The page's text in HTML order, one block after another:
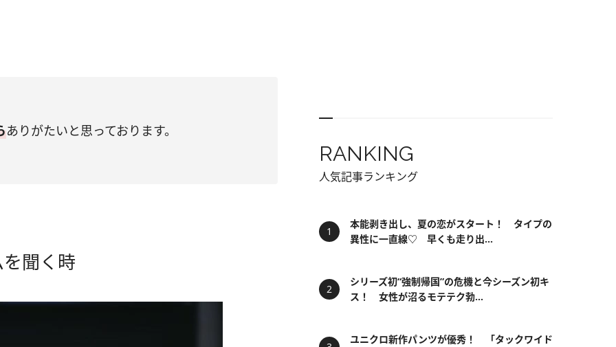
ありがたいと思っております。
聞く時
RANKING
人気記事ランキング
本能剥き出し、夏の恋がスタート！ タイプの
異性に一直線♡ 早くも走り出...
シリーズ初“強制帰国”の危機と今シーズン初キ
ス！ 女性が沼るモテテク勃...
ユニクロ新作パンツが優秀！ 「タックワイド